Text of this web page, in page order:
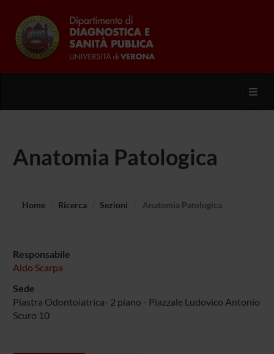
Anatomia Patologica
Home Ricerca Sezioni Anatomia Patologica
Responsabile
Aldo Scarpa
Sede
Piastra Odontoiatrica- 2 piano - Piazzale Ludovico Antonio
Scuro 10